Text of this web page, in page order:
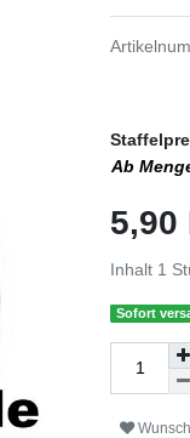
Ab
5,90
Inhalt 1
Sofort